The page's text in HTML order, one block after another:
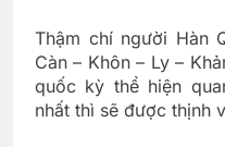
Thậm chí người Hàn
Càn – Khôn – Ly –
quốc kỳ thể hiện
nhất thì sẽ được thịnh